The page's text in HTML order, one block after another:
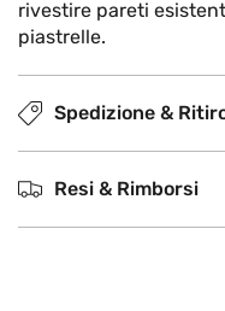
rivestire pareti
piastrelle.
Spedizione &
Resi & Rimborsi